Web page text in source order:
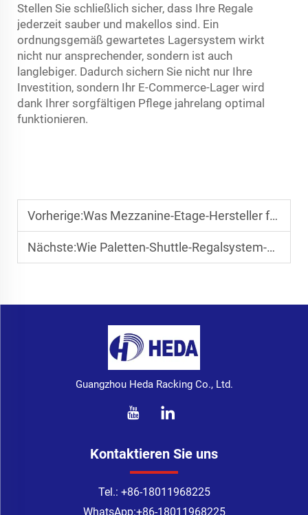
Stellen Sie schließlich sicher, dass Ihre Regale
jederzeit sauber und makellos sind. Ein
ordnungsgemäß gewartetes Lagersystem wirkt
nicht nur ansprechender, sondern ist auch
langlebiger. Dadurch sichern Sie nicht nur Ihre
Investition, sondern Ihr E-Commerce-Lager wird
dank Ihrer sorgfältigen Pflege jahrelang optimal
funktionieren.
Vorherige:Was Mezzanine-Etage-Hersteller für individuelle Höhen tun
Nächste:Wie Paletten-Shuttle-Regalsystem-Anbieter den 24/7-Betrieb unterstützen
Guangzhou Heda Racking Co., Ltd.
Kontaktieren Sie uns
Tel.: +86-18011968225
WhatsApp:+86-18011968225